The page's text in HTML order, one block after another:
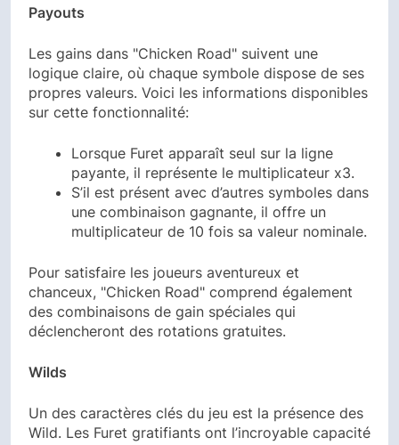
Payouts
Les gains dans "Chicken Road" suivent une
logique claire, où chaque symbole dispose de ses
propres valeurs. Voici les informations disponibles
sur cette fonctionnalité:
Lorsque Furet apparaît seul sur la ligne
payante, il représente le multiplicateur x3.
S’il est présent avec d’autres symboles dans
une combinaison gagnante, il offre un
multiplicateur de 10 fois sa valeur nominale.
Pour satisfaire les joueurs aventureux et
chanceux, "Chicken Road" comprend également
des combinaisons de gain spéciales qui
déclencheront des rotations gratuites.
Wilds
Un des caractères clés du jeu est la présence des
Wild. Les Furet gratifiants ont l’incroyable capacité